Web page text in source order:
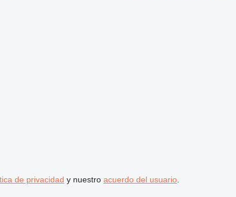
de privacidad y nuestro acuerdo del usuario.